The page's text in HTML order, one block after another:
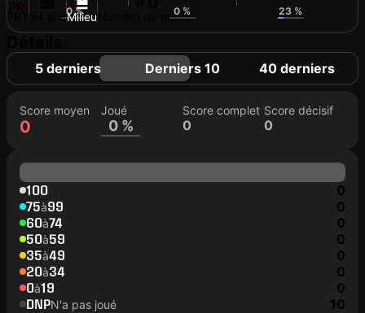
34 ansMilieu Numéro de maillot
0 % 0 % 23 %
5 derniers Derniers 10 40 derniers
Score moyen
0
Joué
0 %
Score complet
0
Score décisif
0
100 0
75à99 0
60à74 0
50à59 0
35à49 0
20à34 0
0à19 0
DNPN'a pas joué 10